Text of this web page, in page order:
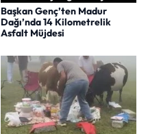
Başkan Genç’ten Madur
Dağı’nda 14 Kilometrelik
Asfalt Müjdesi